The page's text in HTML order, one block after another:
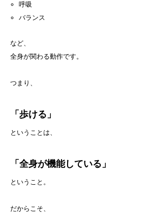
呼吸
バランス
など、
全身が関わる動作です。
つまり、
「歩ける」
ということは、
「全身が機能している」
ということ。
だからこそ、